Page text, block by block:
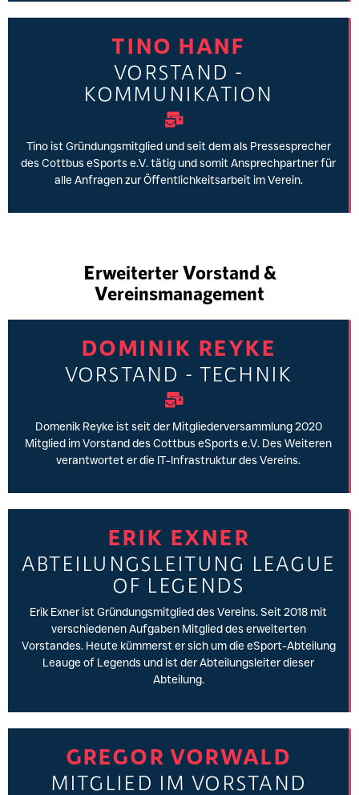
TINO HANF
VORSTAND -
KOMMUNIKATION
Tino ist Gründungsmitglied und seit dem als Pressesprecher
des Cottbus eSports e.V. tätig und somit Ansprechpartner für
alle Anfragen zur Öffentlichkeitsarbeit im Verein.
Erweiterter Vorstand &
Vereinsmanagement
DOMINIK REYKE
VORSTAND - TECHNIK
Domenik Reyke ist seit der Mitgliederversammlung 2020
Mitglied im Vorstand des Cottbus eSports e.V. Des Weiteren
verantwortet er die IT-Infrastruktur des Vereins.
ERIK EXNER
ABTEILUNGSLEITUNG LEAGUE
OF LEGENDS
Erik Exner ist Gründungsmitglied des Vereins. Seit 2018 mit
verschiedenen Aufgaben Mitglied des erweiterten
Vorstandes. Heute kümmerst er sich um die eSport-Abteilung
Leauge of Legends und ist der Abteilungsleiter dieser
Abteilung.
GREGOR VORWALD
MITGLIED IM VORSTAND